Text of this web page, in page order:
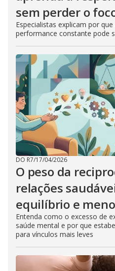
sem perder o
Especialistas explicam por
performance constante pode
DO R7/17/04/2026
O peso da
relações
equilíbrio e
Entenda como o excesso de
saúde mental e por que
para vínculos mais leves